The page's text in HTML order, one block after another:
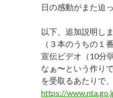
日の感動がまた迫
以下、追加説明しま
（３本のうちの１
宣伝ビデオ（10分
なぁ〜という作り
を受取るあたりで
https://